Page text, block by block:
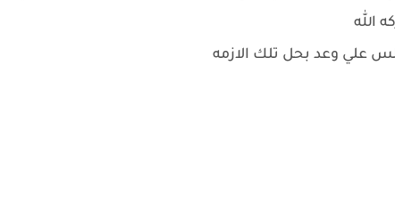
الله
علي وعد بحل تلك الازمه